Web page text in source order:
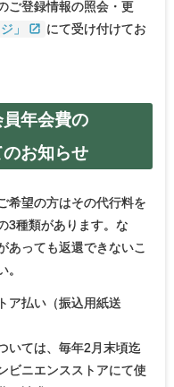
ご登録情報の照会・更
」
にて受け付けてお
年会費の
のお知らせ
希望の方はその代行料を
3種類があります。な
あっても返還できないこ
ア払い（振込用紙送
いては、毎年2月末頃迄
ビニエンスストアにて使